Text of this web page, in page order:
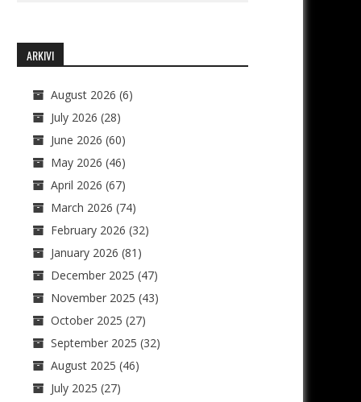
ARKIVI
August 2026 (6)
July 2026 (28)
June 2026 (60)
May 2026 (46)
April 2026 (67)
March 2026 (74)
February 2026 (32)
January 2026 (81)
December 2025 (47)
November 2025 (43)
October 2025 (27)
September 2025 (32)
August 2025 (46)
July 2025 (27)